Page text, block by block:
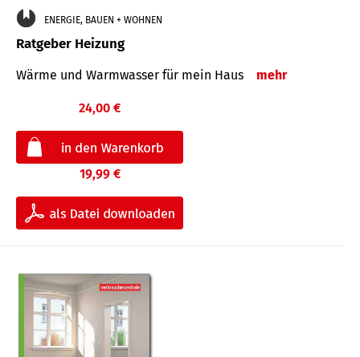
ENERGIE, BAUEN + WOHNEN
Ratgeber Heizung
Wärme und Warmwasser für mein Haus mehr
24,00 €
19,99 €